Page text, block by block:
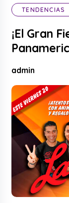
TENDENCIAS
¡El Gran
admin